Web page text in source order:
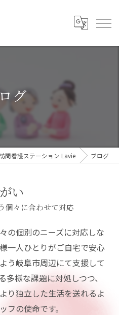
グ
問看護ステーション Lavie ブログ
い
個々に合わせて対応
の個別のニーズに対応しな
一人ひとりがご自宅で安心
う岐阜市周辺にて支援して
多様な課題に対処しつつ、
り独立した生活を送れるよ
フの使命です。